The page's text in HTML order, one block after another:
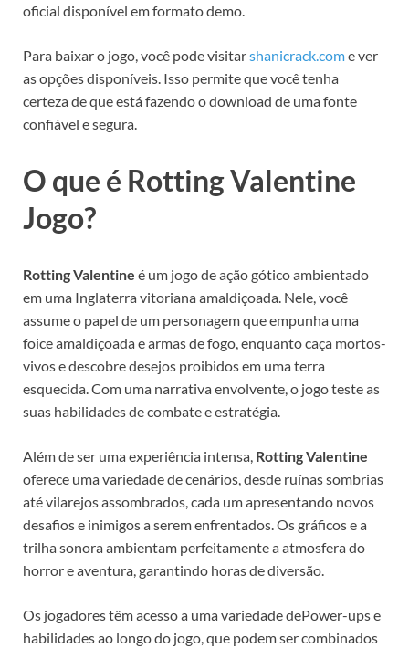
oficial disponível em formato demo.
Para baixar o jogo, você pode visitarshanicrack.come ver
as opções disponíveis. Isso permite que você tenha
certeza de que está fazendo o download de uma fonte
confiável e segura.
O que é Rotting Valentine
Jogo?
Rotting Valentine é um jogo de ação gótico ambientado
em uma Inglaterra vitoriana amaldiçoada. Nele, você
assume o papel de um personagem que empunha uma
foice amaldiçoada e armas de fogo, enquanto caça mortos-
vivos e descobre desejos proibidos em uma terra
esquecida. Com uma narrativa envolvente, o jogo teste as
suas habilidades de combate e estratégia.
Além de ser uma experiência intensa, Rotting Valentine
oferece uma variedade de cenários, desde ruínas sombrias
até vilarejos assombrados, cada um apresentando novos
desafios e inimigos a serem enfrentados. Os gráficos e a
trilha sonora ambientam perfeitamente a atmosfera do
horror e aventura, garantindo horas de diversão.
Os jogadores têm acesso a uma variedade dePower-ups e
habilidades ao longo do jogo, que podem ser combinados